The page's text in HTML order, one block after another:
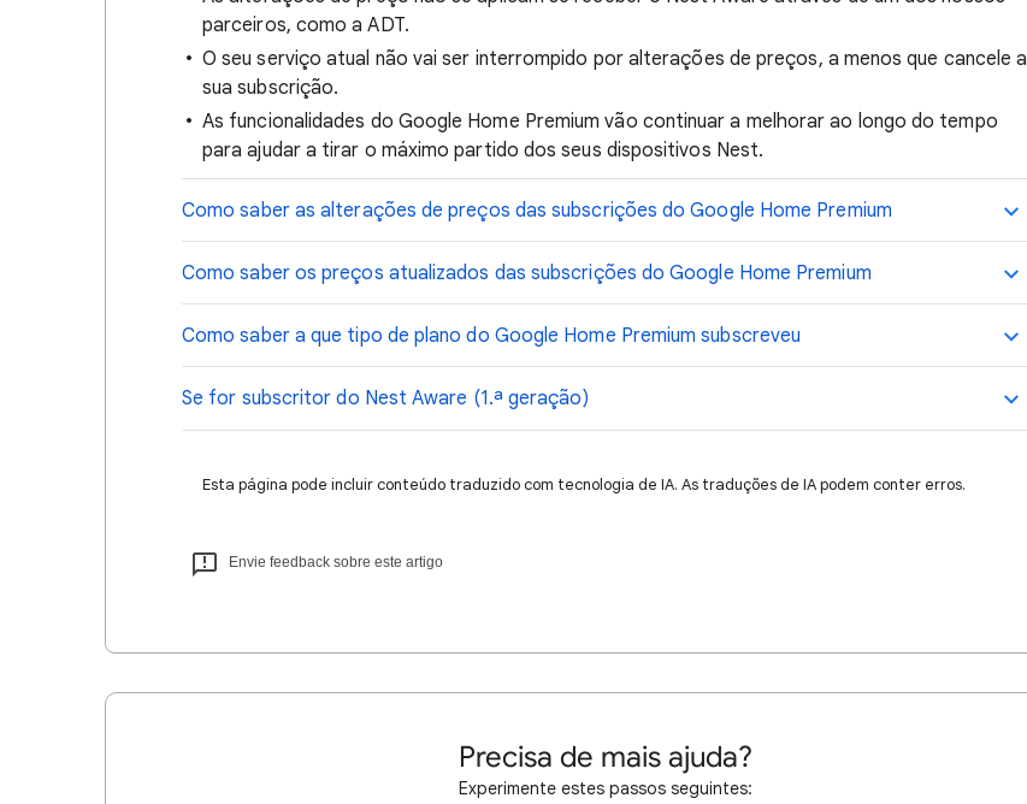
parceiros, como a ADT.
O seu serviço atual não vai ser interrompido por alterações de preços, a menos que cancele a
sua subscrição.
As funcionalidades do Google Home Premium vão continuar a melhorar ao longo do tempo
para ajudar a tirar o máximo partido dos seus dispositivos Nest.
Como saber as alterações de preços das subscrições do Google Home Premium
Como saber os preços atualizados das subscrições do Google Home Premium
Como saber a que tipo de plano do Google Home Premium subscreveu
Se for subscritor do Nest Aware (1.ª geração)
Esta página pode incluir conteúdo traduzido com tecnologia de IA. As traduções de IA podem conter erros.
Envie feedback sobre este artigo
Precisa de mais ajuda?
Experimente estes passos seguintes: